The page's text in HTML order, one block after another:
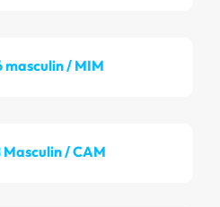
masculin / MIM
Masculin / CAM